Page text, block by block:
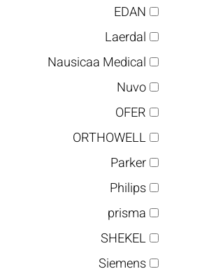
EDAN
Laerdal
Nausicaa Medical
Nuvo
OFER
ORTHOWELL
Parker
Philips
prisma
SHEKEL
Siemens